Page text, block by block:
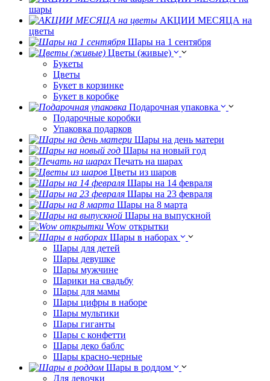
шары
АКЦИИ МЕСЯЦА на
цветы
Шары на 1 сентября
Цветы (живые)
Букеты
Цветы
Букет в корзинке
Букет в коробке
Подарочная упаковка
Подарочные коробки
Упаковка подарков
Шары на день матери
Шары на новый год
Печать на шарах
Цветы из шаров
Шары на 14 февраля
Шары на 23 февраля
Шары на 8 марта
Шары на выпускной
Wow открытки
Шары в наборах
Шары для детей
Шары девушке
Шары мужчине
Шарики на свадьбу
Шары для мамы
Шары цифры в наборе
Шары мультики
Шары гиганты
Шары с конфетти
Шары деко баблс
Шары красно-черные
Шары в роддом
Для девочки